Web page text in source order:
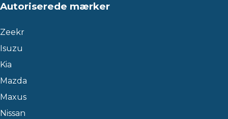
Autoriserede mærker
Zeekr
Isuzu
Kia
Mazda
Maxus
Nissan